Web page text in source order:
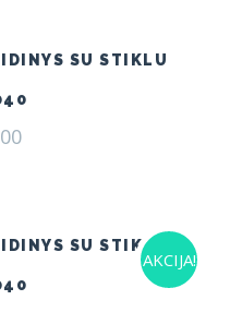
SU STIKLU
AKCIJA!
SU STIKLU